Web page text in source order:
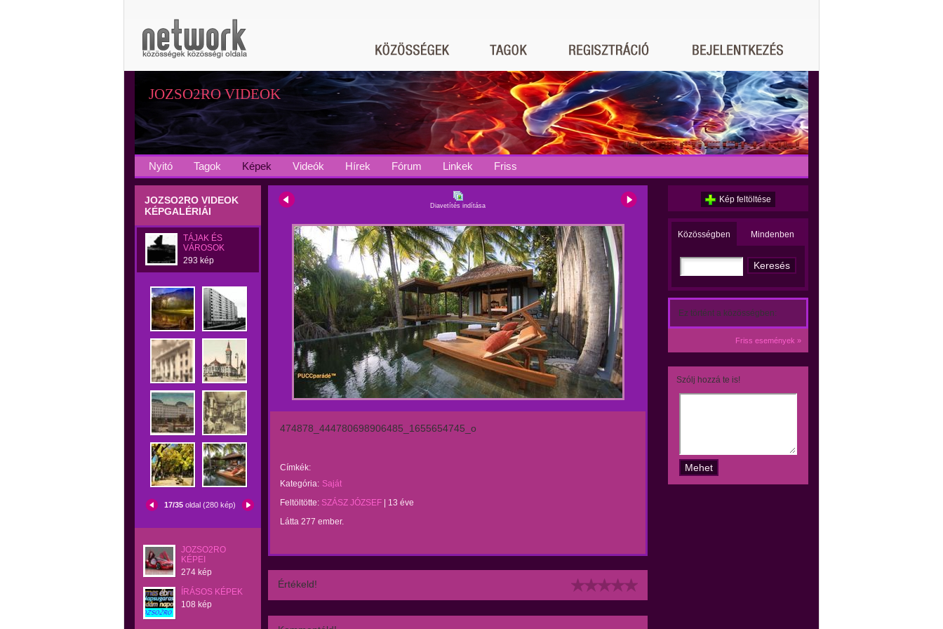
JOZSO2RO VIDEOK
Nyitó Tagok Képek Videók Hírek Fórum Linkek Friss
JOZSO2RO VIDEOK
KÉPGALÉRIÁI
TÁJAK ÉS
VÁROSOK
293 kép
17/35 oldal (280 kép)
JOZSO2RO
KÉPEI
274 kép
ÍRÁSOS KÉPEK
108 kép
Diavetítés indítása
474878_444780698906485_1655654745_o
Címkék:
Kategória: Saját
Feltöltötte: SZÁSZ JÓZSEF
13 éve
Látta 277 ember.
Értékeld!
Kép feltöltése
Közösségben Mindenben
Ez történt a közösségben:
Friss események »
Szólj hozzá te is!